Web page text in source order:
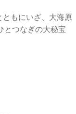
もにいざ、大海原
とつなぎの大秘宝